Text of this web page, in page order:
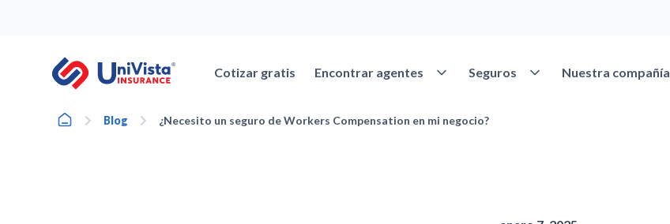
Cotizar gratis Encontrar agentes Abrir Encontrar agentes
Seguros Abrir SegurosNuestra compañía
Home Blog ¿Necesito un seguro de Workers Compensation en mi negocio?